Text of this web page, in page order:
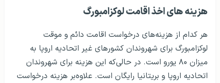
هزینه های اخذ اقامت لوکزامبورگ
هر کدام از هزینه‌های درخواست اقامت دائم و موقت
لوکزامبورگ برای شهروندان کشورهای غیر اتحادیه اروپا به
میزان ۸۰ یورو است. در حالی‌که این هزینه برای شهروندان
اتحادیه اروپا و بریتانیا رایگان است. علاوه‌بر هزینه درخواست